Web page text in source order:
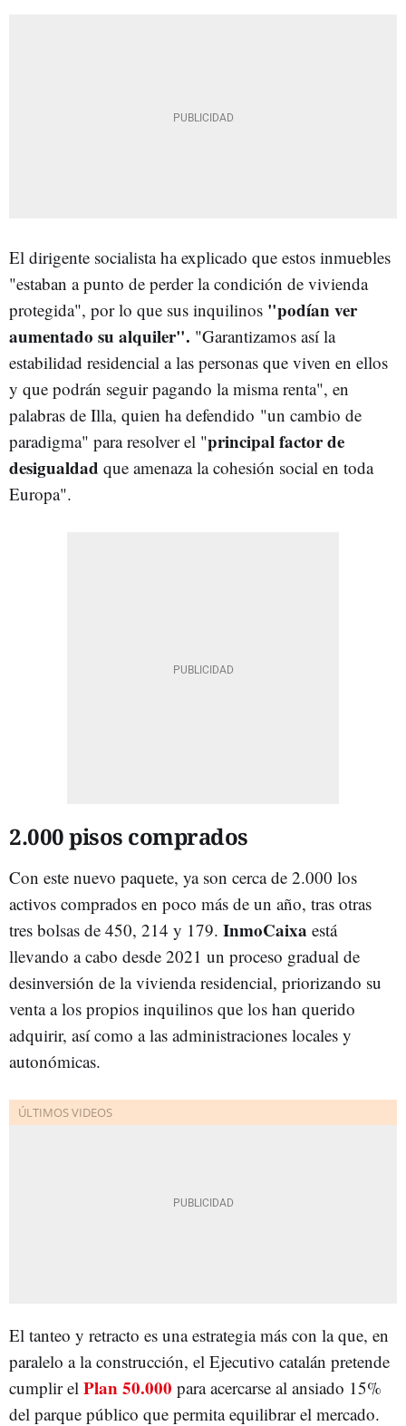
El dirigente socialista ha explicado que estos inmuebles
"estaban a punto de perder la condición de vivienda
protegida", por lo que sus inquilinos "podían ver
aumentado su alquiler". "Garantizamos así la
estabilidad residencial a las personas que viven en ellos
y que podrán seguir pagando la misma renta", en
palabras de Illa, quien ha defendido "un cambio de
paradigma" para resolver el "principal factor de
desigualdad que amenaza la cohesión social en toda
Europa".
2.000 pisos comprados
Con este nuevo paquete, ya son cerca de 2.000 los
activos comprados en poco más de un año, tras otras
tres bolsas de 450, 214 y 179. InmoCaixa está
llevando a cabo desde 2021 un proceso gradual de
desinversión de la vivienda residencial, priorizando su
venta a los propios inquilinos que los han querido
adquirir, así como a las administraciones locales y
autonómicas.
El tanteo y retracto es una estrategia más con la que, en
paralelo a la construcción, el Ejecutivo catalán pretende
cumplir el Plan 50.000 para acercarse al ansiado 15%
del parque público que permita equilibrar el mercado.